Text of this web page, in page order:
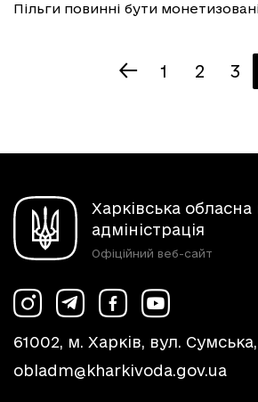
Пільги повинні бути
1 2 3
Харківська обласна
адміністрація
Офіційний веб-сайт
61002, м. Харків, вул.
obladm@kharkivoda.gov.ua